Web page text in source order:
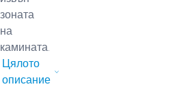
зоната
на
камината.
Цялото
описание